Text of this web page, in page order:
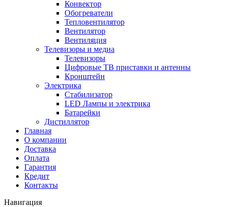
Конвектор
Обогреватели
Тепловентилятор
Вентилятор
Вентиляция
Телевизоры и медиа
Телевизоры
Цифровые ТВ приставки и антенны
Кронштейн
Электрика
Стабилизатор
LED Лампы и электрика
Батарейки
Дистиллятор
Главная
О компании
Доставка
Оплата
Гарантия
Кредит
Контакты
Навигация